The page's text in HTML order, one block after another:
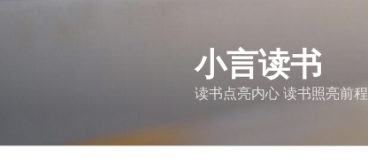
小言读书
读书点亮内心 读书照亮前程